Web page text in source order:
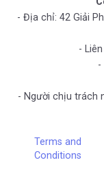
- Địa chỉ: 42 Giải
-
-
- Người chịu trách
Terms and
Conditions